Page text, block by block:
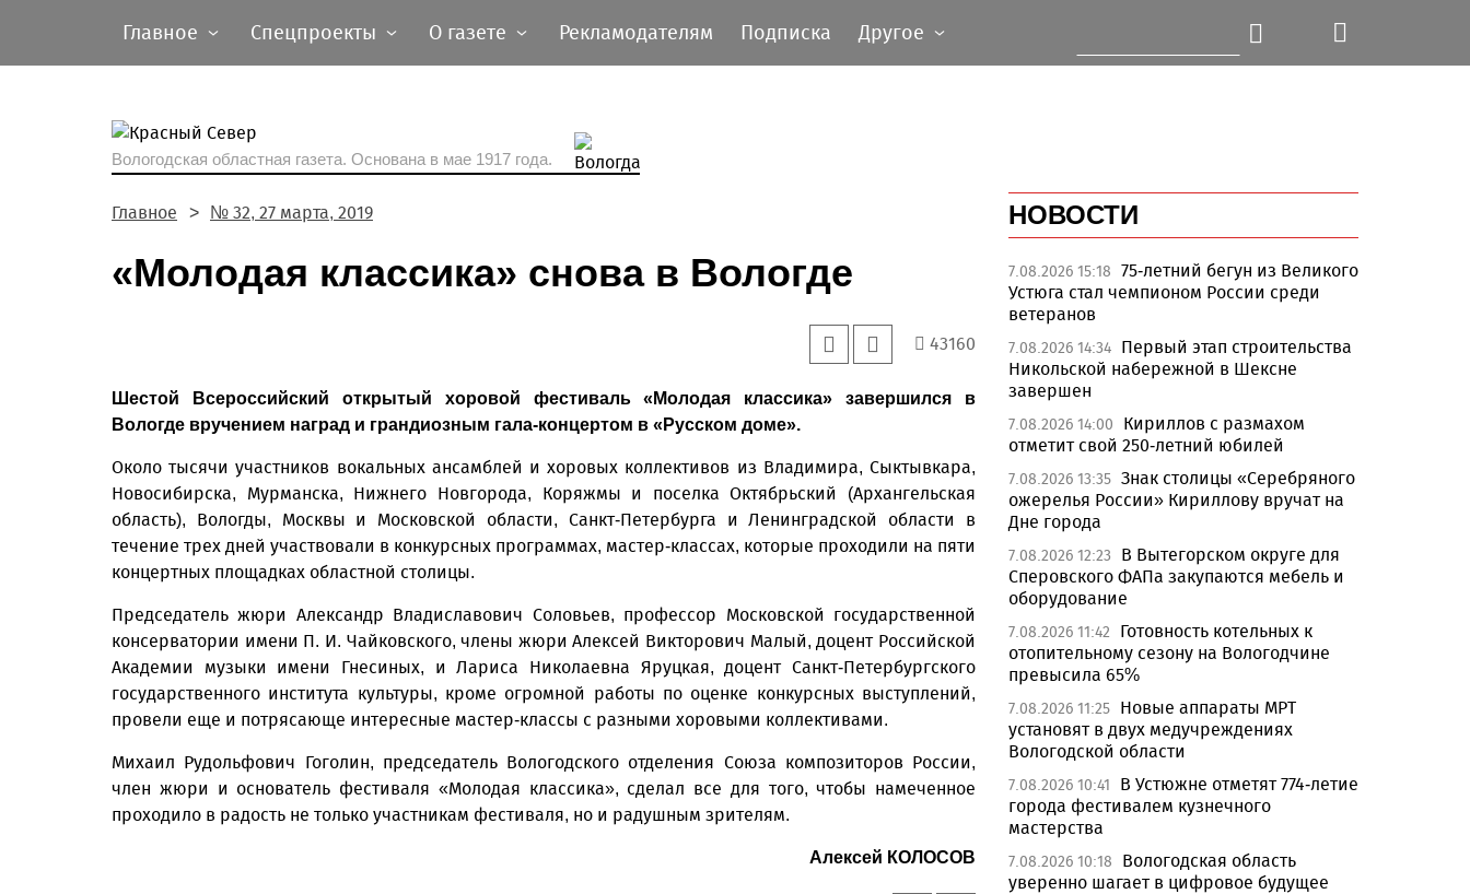
Главное Спецпроекты О газете Рекламодателям Подписка Другое
Вологодская областная газета. Основана в мае 1917 года.
Главное № 32, 27 марта, 2019
«Молодая классика» снова в Вологде
43160
Шестой Всероссийский открытый хоровой фестиваль «Молодая классика» завершился в
Вологде вручением наград и грандиозным гала-концертом в «Русском доме».
Около тысячи участников вокальных ансамблей и хоровых коллективов из Владимира, Сыктывкара,
Новосибирска, Мурманска, Нижнего Новгорода, Коряжмы и поселка Октябрьский (Архангельская
область), Вологды, Москвы и Московской области, Санкт-Петербурга и Ленинградской области в
течение трех дней участвовали в конкурсных программах, мастер-классах, которые проходили на пяти
концертных площадках областной столицы.
Председатель жюри Александр Владиславович Соловьев, профессор Московской государственной
консерватории имени П. И. Чайковского, члены жюри Алексей Викторович Малый, доцент Российской
Академии музыки имени Гнесиных, и Лариса Николаевна Яруцкая, доцент Санкт-Петербургского
государственного института культуры, кроме огромной работы по оценке конкурсных выступлений,
провели еще и потрясающе интересные мастер-классы с разными хоровыми коллективами.
Михаил Рудольфович Гоголин, председатель Вологодского отделения Союза композиторов России,
член жюри и основатель фестиваля «Молодая классика», сделал все для того, чтобы намеченное
проходило в радость не только участникам фестиваля, но и радушным зрителям.
Алексей КОЛОСОВ
НОВОСТИ
7.08.2026 15:18 75-летний бегун из Великого
Устюга стал чемпионом России среди
ветеранов
7.08.2026 14:34 Первый этап строительства
Никольской набережной в Шексне
завершен
7.08.2026 14:00
Кириллов с размахом
отметит свой 250-летний юбилей
7.08.2026 13:35 Знак столицы «Серебряного
ожерелья России» Кириллову вручат на
Дне города
7.08.2026 12:23
В Вытегорском округе для
Сперовского ФАПа закупаются мебель и
оборудование
7.08.2026 11:42
Готовность котельных к
отопительному сезону на Вологодчине
превысила 65%
7.08.2026 11:25 Новые аппараты МРТ
установят в двух медучреждениях
Вологодской области
7.08.2026 10:41
В Устюжне отметят 774-летие
города фестивалем кузнечного
мастерства
7.08.2026 10:18
Вологодская область
уверенно шагает в цифровое будущее